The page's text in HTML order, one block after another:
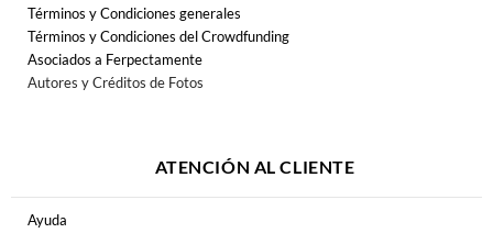
Términos y Condiciones generales
Términos y Condiciones del Crowdfunding
Asociados a Ferpectamente
Autores y Créditos de Fotos
ATENCIÓN AL CLIENTE
Ayuda